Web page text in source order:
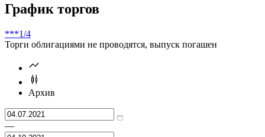
График торгов
***1/4
Торги облигациями не проводятся, выпуск погашен
Архив
—